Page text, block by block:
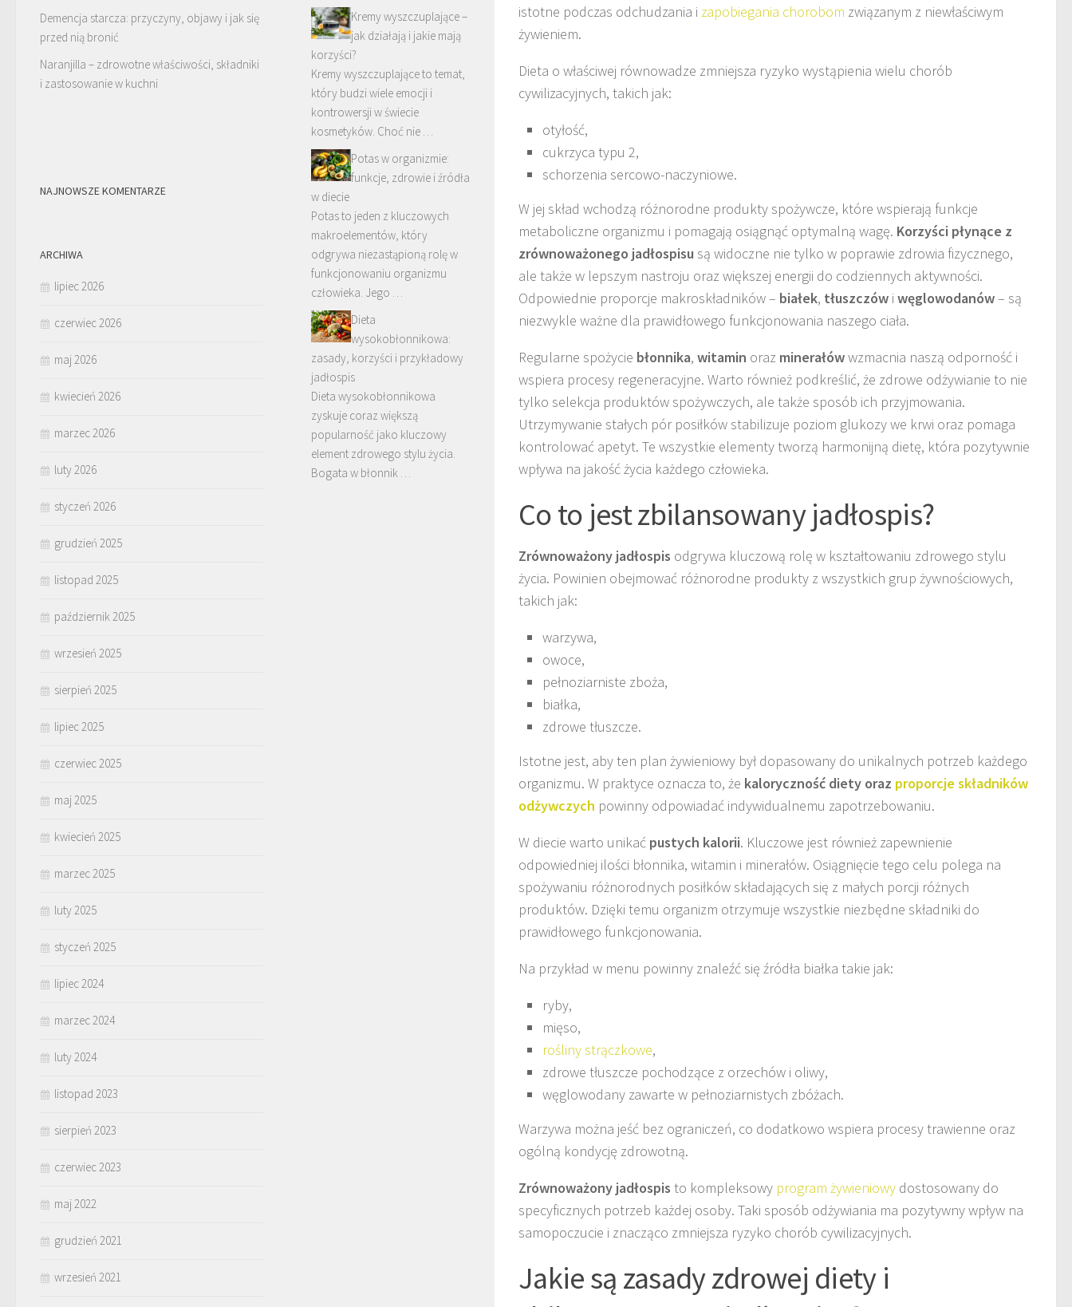
istotne podczas odchudzania i zapobiegania chorobom związanym z niewłaściwym
żywieniem.
Dieta o właściwej równowadze zmniejsza ryzyko wystąpienia wielu chorób
cywilizacyjnych, takich jak:
otyłość,
cukrzyca typu 2,
schorzenia sercowo-naczyniowe.
W jej skład wchodzą różnorodne produkty spożywcze, które wspierają funkcje
metaboliczne organizmu i pomagają osiągnąć optymalną wagę. Korzyści płynące z
zrównoważonego jadłospisu są widoczne nie tylko w poprawie zdrowia fizycznego,
ale także w lepszym nastroju oraz większej energii do codziennych aktywności.
Odpowiednie proporcje makroskładników – białek, tłuszczów i węglowodanów– są
niezwykle ważne dla prawidłowego funkcjonowania naszego ciała.
Regularne spożycie błonnika, witamin oraz minerałówwzmacnia naszą odporność i
wspiera procesy regeneracyjne. Warto również podkreślić, że zdrowe odżywianie to nie
tylko selekcja produktów spożywczych, ale także sposób ich przyjmowania.
Utrzymywanie stałych pór posiłków stabilizuje poziom glukozy we krwi oraz pomaga
kontrolować apetyt. Te wszystkie elementy tworzą harmonijną dietę, która pozytywnie
wpływa na jakość życia każdego człowieka.
Co to jest zbilansowany jadłospis?
Zrównoważony jadłospis odgrywa kluczową rolę w kształtowaniu zdrowego stylu
życia. Powinien obejmować różnorodne produkty z wszystkich grup żywnościowych,
takich jak:
warzywa,
owoce,
pełnoziarniste zboża,
białka,
zdrowe tłuszcze.
Istotne jest, aby ten plan żywieniowy był dopasowany do unikalnych potrzeb każdego
organizmu. W praktyce oznacza to, że kaloryczność diety oraz proporcje składników
odżywczych powinny odpowiadać indywidualnemu zapotrzebowaniu.
W diecie warto unikać pustych kalorii. Kluczowe jest również zapewnienie
odpowiedniej ilości błonnika, witamin i minerałów. Osiągnięcie tego celu polega na
spożywaniu różnorodnych posiłków składających się z małych porcji różnych
produktów. Dzięki temu organizm otrzymuje wszystkie niezbędne składniki do
prawidłowego funkcjonowania.
Na przykład w menu powinny znaleźć się źródła białka takie jak:
ryby,
mięso,
rośliny strączkowe,
zdrowe tłuszcze pochodzące z orzechów i oliwy,
węglowodany zawarte w pełnoziarnistych zbóżach.
Warzywa można jeść bez ograniczeń, co dodatkowo wspiera procesy trawienne oraz
ogólną kondycję zdrowotną.
Zrównoważony jadłospis to kompleksowy program żywieniowy dostosowany do
specyficznych potrzeb każdej osoby. Taki sposób odżywiania ma pozytywny wpływ na
samopoczucie i znacząco zmniejsza ryzyko chorób cywilizacyjnych.
Jakie są zasady zdrowej diety i
Demencja starcza: przyczyny, objawy i jak się
przed nią bronić
Naranjilla – zdrowotne właściwości, składniki
i zastosowanie w kuchni
NAJNOWSZE KOMENTARZE
ARCHIWA
lipiec 2026
czerwiec 2026
maj 2026
kwiecień 2026
marzec 2026
luty 2026
styczeń 2026
grudzień 2025
listopad 2025
październik 2025
wrzesień 2025
sierpień 2025
lipiec 2025
czerwiec 2025
maj 2025
kwiecień 2025
marzec 2025
luty 2025
styczeń 2025
lipiec 2024
marzec 2024
luty 2024
listopad 2023
sierpień 2023
czerwiec 2023
maj 2022
grudzień 2021
wrzesień 2021
Kremy wyszczuplające –
jak działają i jakie mają
korzyści?
Kremy wyszczuplające to temat,
który budzi wiele emocji i
kontrowersji w świecie
kosmetyków. Choć nie …
Potas w organizmie:
funkcje, zdrowie i źródła
w diecie
Potas to jeden z kluczowych
makroelementów, który
odgrywa niezastąpioną rolę w
funkcjonowaniu organizmu
człowieka. Jego …
Dieta
wysokobłonnikowa:
zasady, korzyści i przykładowy
jadłospis
Dieta wysokobłonnikowa
zyskuje coraz większą
popularność jako kluczowy
element zdrowego stylu życia.
Bogata w błonnik …